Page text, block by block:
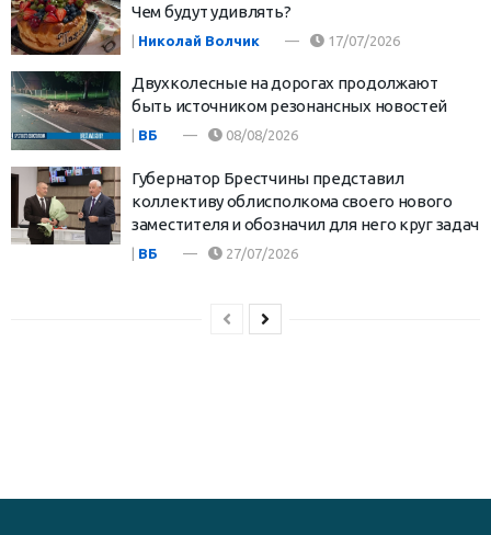
Чем будут удивлять?
| Николай Волчик 17/07/2026
Двухколесные на дорогах продолжают
быть источником резонансных новостей
ВБ 08/08/2026
Губернатор Брестчины представил
коллективу облисполкома своего нового
заместителя и обозначил для него круг задач
| ВБ 27/07/2026